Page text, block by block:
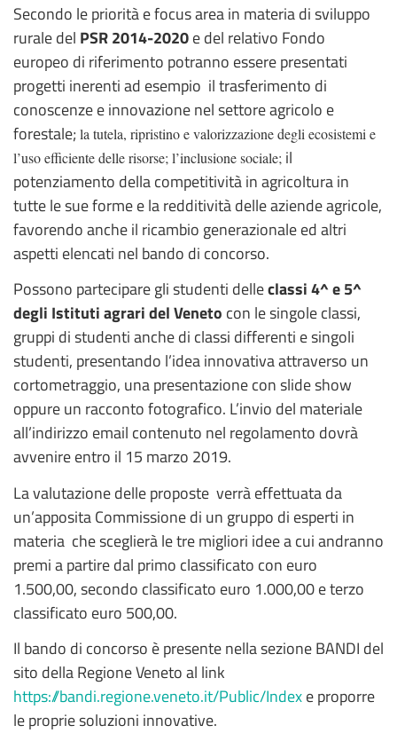
Secondo le priorità e focus area in materia di sviluppo
rurale del PSR 2014-2020e del relativo Fondo
europeo di riferimento potranno essere presentati
progetti inerenti ad esempio il trasferimento di
conoscenze e innovazione nel settore agricolo e
forestale; la tutela, ripristino e valorizzazione degli ecosistemi e
l’uso efficiente delle risorse; l’inclusione sociale; il
potenziamento della competitività in agricoltura in
tutte le sue forme e la redditività delle aziende agricole,
favorendo anche il ricambio generazionale ed altri
aspetti elencati nel bando di concorso.
Possono partecipare gli studenti delleclassi 4^ e 5^
degli Istituti agrari del Veneto con le singole classi,
gruppi di studenti anche di classi differenti e singoli
studenti, presentando l’idea innovativa attraverso un
cortometraggio, una presentazione con slide show
oppure un racconto fotografico. L’invio del materiale
all’indirizzo email contenuto nel regolamento dovrà
avvenire entro il 15 marzo 2019.
La valutazione delle proposte verrà effettuata da
un’apposita Commissione di un gruppo di esperti in
materia che sceglierà le tre migliori idee a cui andranno
premi a partire dal primo classificato con euro
1.500,00, secondo classificato euro 1.000,00 e terzo
classificato euro 500,00.
Il bando di concorso è presente nella sezione BANDI del
sito della Regione Veneto al link
https://bandi.regione.veneto.it/Public/Indexe proporre
le proprie soluzioni innovative.